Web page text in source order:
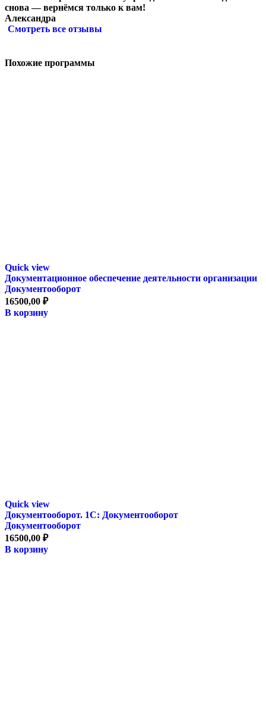
снова — вернёмся только к вам!
Александра
Смотреть все отзывы
Похожие программы
Quick view
Документационное обеспечение деятельности организации
Документооборот
16500,00 ₽
В корзину
Quick view
Документооборот. 1С: Документооборот
Документооборот
16500,00 ₽
В корзину